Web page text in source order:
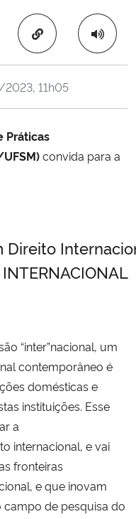
Comunicações
Humanos
Copiar para área
11h05
Práticas
convida para a
“inter”nacional, um
contemporâneo é
domésticas e
instituições. Esse
a
internacional, e vai
fronteiras
e que inovam
de pesquisa do